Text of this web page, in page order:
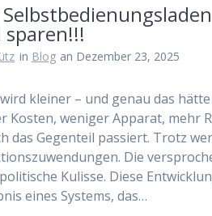
in Blog an Dezember 23, 2025
kleiner – und genau das
Kosten, weniger Apparat, mehr
das Gegenteil passiert. Trotz
Die
Kulisse. Diese
eines Systems, das…